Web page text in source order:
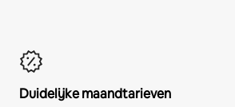
Duidelijke maandtarieven